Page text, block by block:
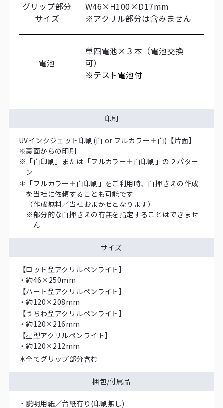
グリップ部分
サイズ
W46×H100×D17mm
※アクリル部分は含みません
電池
単四電池×３本（電池交換
可）
※テスト電池付
印刷
UVインクジェット印刷(白 or フルカラー＋白)【片面】
※裏面からの印刷
※ 「白印刷」または「フルカラー＋白印刷」の２パター
ン
＊ 「フルカラー＋白印刷」をご利用時、白押さえの作成
を当社に依頼することも可能です
（作成無料／当社おまかせとなります）
※部分的な白押さえの有無を指定することはできませ
ん
サイズ
【ロッド型アクリルペンライト】
・約46×250mm
【ハート型アクリルペンライト】
・約120×208mm
【うちわ型アクリルペンライト】
・約120×216mm
【星型アクリルペンライト】
・約120×212mm
＊全てグリップ部分含む
梱包/付属品
・ 説明用紙／台紙有り(印刷無し)